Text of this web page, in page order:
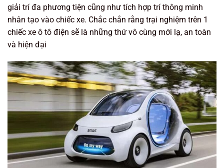
giải trí đa phương tiện cũng như tích hợp trí thông minh
nhân tạo vào chiếc xe. Chắc chắn rằng trại nghiệm trên 1
chiếc xe ô tô điện sẽ là những thứ vô cùng mới lạ, an toàn
và hiện đại